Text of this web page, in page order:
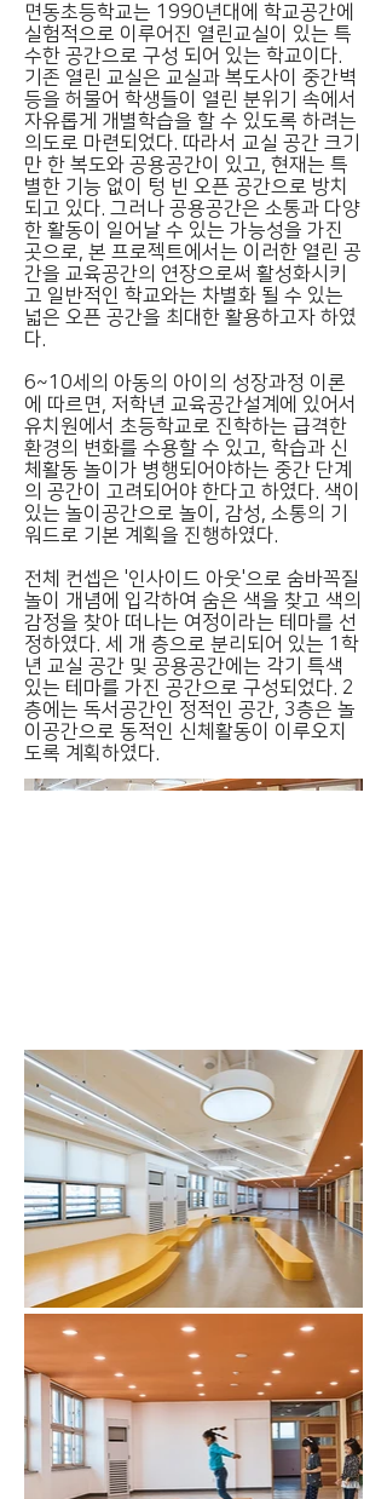
면동초등학교는 1990년대에 학교공간에
실험적으로 이루어진 열린교실이 있는 특
수한 공간으로 구성 되어 있는 학교이다.
기존 열린 교실은 교실과 복도사이 중간벽
등을 허물어 학생들이 열린 분위기 속에서
자유롭게 개별학습을 할 수 있도록 하려는
의도로 마련되었다. 따라서 교실 공간 크기
만 한 복도와 공용공간이 있고, 현재는 특
별한 기능 없이 텅 빈 오픈 공간으로 방치
되고 있다. 그러나 공용공간은 소통과 다양
한 활동이 일어날 수 있는 가능성을 가진
곳으로, 본 프로젝트에서는 이러한 열린 공
간을 교육공간의 연장으로써 활성화시키
고 일반적인 학교와는 차별화 될 수 있는
넓은 오픈 공간을 최대한 활용하고자 하였
다.
6~10세의 아동의 아이의 성장과정 이론
에 따르면, 저학년 교육공간설계에 있어서
유치원에서 초등학교로 진학하는 급격한
환경의 변화를 수용할 수 있고, 학습과 신
체활동 놀이가 병행되어야하는 중간 단계
의 공간이 고려되어야 한다고 하였다. 색이
있는 놀이공간으로 놀이, 감성, 소통의 기
워드로 기본 계획을 진행하였다.
전체 컨셉은 '인사이드 아웃'으로 숨바꼭질
놀이 개념에 입각하여 숨은 색을 찾고 색의
감정을 찾아 떠나는 여정이라는 테마를 선
정하였다. 세 개 층으로 분리되어 있는 1학
년 교실 공간 및 공용공간에는 각기 특색
있는 테마를 가진 공간으로 구성되었다. 2
층에는 독서공간인 정적인 공간, 3층은 놀
이공간으로 동적인 신체활동이 이루오지
도록 계획하였다.